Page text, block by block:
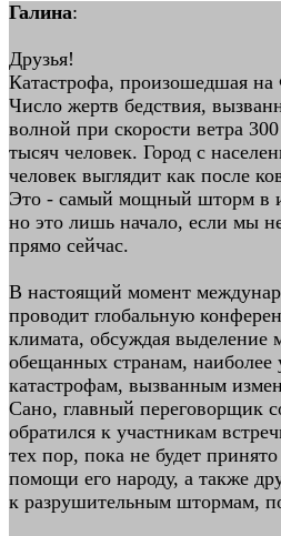
Галина:
Друзья!
Катастрофа, произошедшая
Число жертв бедствия,
волной при скорости ветра
тысяч человек. Город с
человек выглядит как после
Это - самый мощный шторм в
но это лишь начало, если мы
прямо сейчас.
В настоящий момент
проводит глобальную
климата, обсуждая выделение
обещанных странам, наиболее
катастрофам, вызванным
Сано, главный переговорщик
обратился к участникам
тех пор, пока не будет
помощи его народу, а также
к разрушительным штормам,